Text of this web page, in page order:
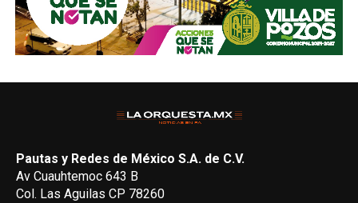
Pautas y Redes de México S.A. de C.V.
Av Cuauhtemoc 643 B
Col. Las Aguilas CP 78260